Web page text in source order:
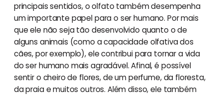
principais sentidos, o olfato também desempenha
um importante papel para o ser humano. Por mais
que ele não seja tão desenvolvido quanto o de
alguns animais (como a capacidade olfativa dos
cães, por exemplo), ele contribui para tornar a vida
do ser humano mais agradável. Afinal, é possível
sentir o cheiro de flores, de um perfume, da floresta,
da praia e muitos outros. Além disso, ele também